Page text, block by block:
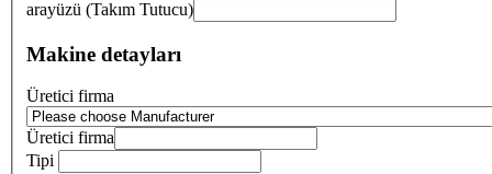
arayüzü (Takım Tutucu)
Makine detayları
Üretici firma
Üretici firma
Tipi